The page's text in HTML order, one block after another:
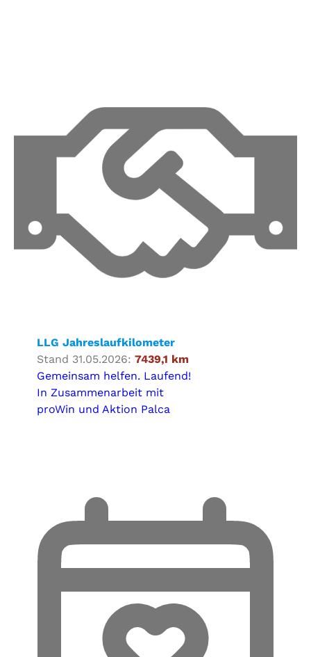
LLG Jahreslaufkilometer
Stand 31.05.2026: 7439,1 km
Gemeinsam helfen. Laufend!
In Zusammenarbeit mit
proWin und Aktion Palca